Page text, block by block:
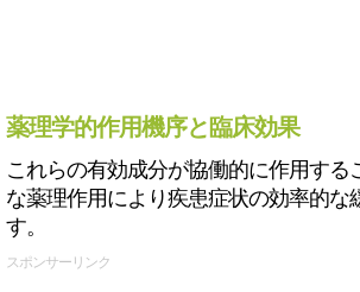
薬理学的作用機序と臨床効果
これらの有効成分が協働的に作用する
な薬理作用により疾患症状の効率的な
す。
スポンサーリンク